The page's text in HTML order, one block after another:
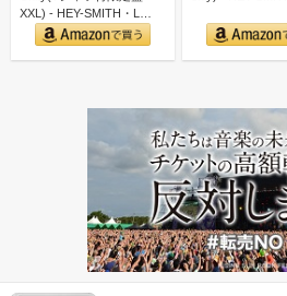
XXL) - HEY-SMITH・L…